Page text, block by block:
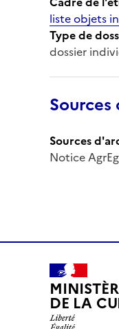
liste objets
Type de
dossier
Sources
Notice
DE LA